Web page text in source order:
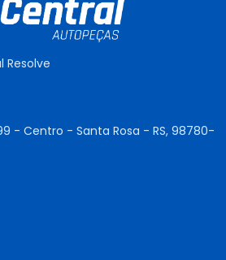
Resolve
- Centro - Santa Rosa - RS, 98780-